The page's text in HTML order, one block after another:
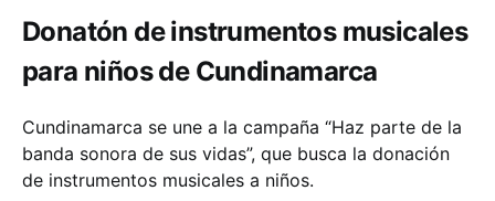
Donatón de instrumentos musicales
para niños de Cundinamarca
Cundinamarca se une a la campaña “Haz parte de la
banda sonora de sus vidas”, que busca la donación
de instrumentos musicales a niños.